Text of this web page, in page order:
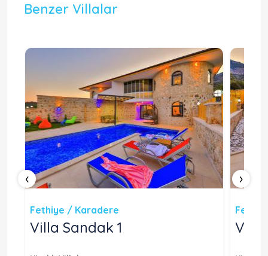
Benzer Villalar
Fethiye / Karadere
Villa Sandak 1 Villa
‹ ›